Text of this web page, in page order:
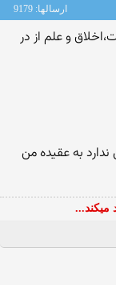
ارسالها: 9179
و علم از در
به عقیده من
میکند...